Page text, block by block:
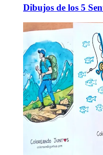
Dibujos de los 5